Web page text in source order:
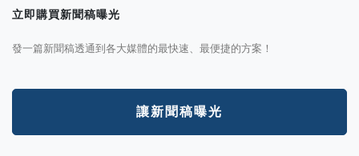
立即購買新聞稿曝光
發一篇新聞稿透通到各大媒體的最快速、最便捷的方案！
讓新聞稿曝光